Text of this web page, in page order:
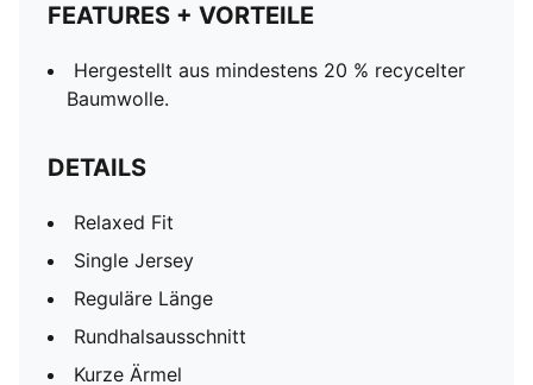
FEATURES + VORTEILE
Hergestellt aus mindestens 20 % recycelter
Baumwolle.
DETAILS
Relaxed Fit
Single Jersey
Reguläre Länge
Rundhalsausschnitt
Kurze Ärmel